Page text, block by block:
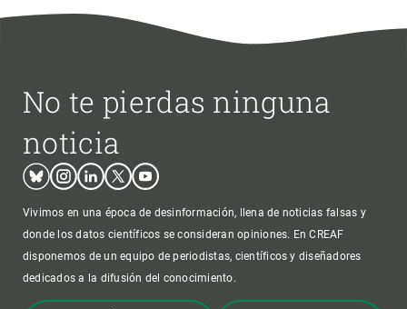
No te pierdas ninguna
noticia
BlueskyInstagram
LinkedinTwitterYoutube
Vivimos en una época de desinformación, llena de noticias falsas y
donde los datos científicos se consideran opiniones. En CREAF
disponemos de un equipo de periodistas, científicos y diseñadores
dedicados a la difusión del conocimiento.